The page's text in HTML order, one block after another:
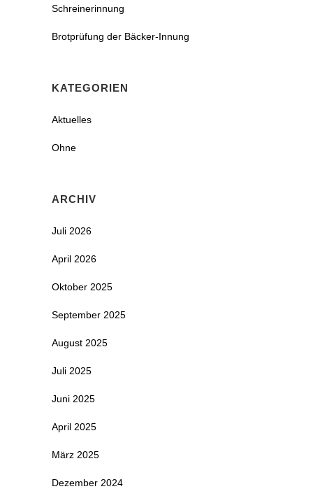
Schreinerinnung
Brotprüfung der Bäcker-Innung
KATEGORIEN
Aktuelles
Ohne
ARCHIV
Juli 2026
April 2026
Oktober 2025
September 2025
August 2025
Juli 2025
Juni 2025
April 2025
März 2025
Dezember 2024